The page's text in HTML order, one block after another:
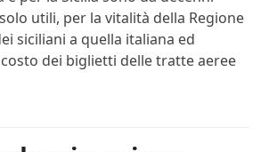
utili, per la vitalità della Regione
siciliani a quella italiana ed
dei biglietti delle tratte aeree